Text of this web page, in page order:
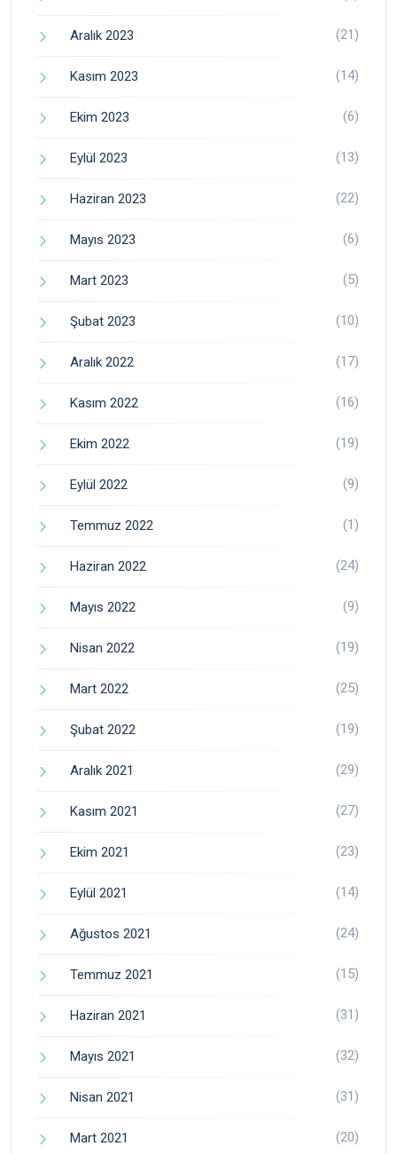
Aralık 2023 (21)
Kasım 2023 (14)
Ekim 2023 (6)
Eylül 2023 (13)
Haziran 2023 (22)
Mayıs 2023 (6)
Mart 2023 (5)
Şubat 2023 (10)
Aralık 2022 (17)
Kasım 2022 (16)
Ekim 2022 (19)
Eylül 2022 (9)
Temmuz 2022 (1)
Haziran 2022 (24)
Mayıs 2022 (9)
Nisan 2022 (19)
Mart 2022 (25)
Şubat 2022 (19)
Aralık 2021 (29)
Kasım 2021 (27)
Ekim 2021 (23)
Eylül 2021 (14)
Ağustos 2021 (24)
Temmuz 2021 (15)
Haziran 2021 (31)
Mayıs 2021 (32)
Nisan 2021 (31)
Mart 2021 (20)